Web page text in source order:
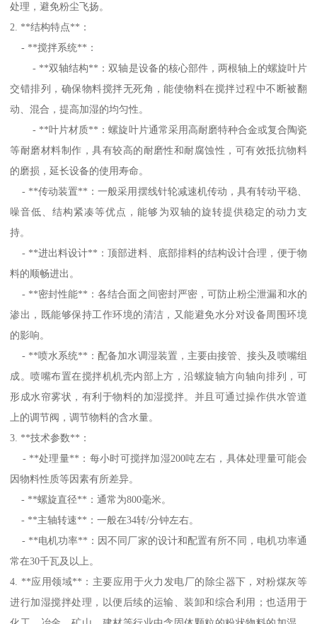
处理，避免粉尘飞扬。
2. **结构特点**：
- **搅拌系统**：
- **双轴结构**：双轴是设备的核心部件，两根轴上的螺旋叶片
交错排列，确保物料搅拌无死角，能使物料在搅拌过程中不断被翻
动、混合，提高加湿的均匀性。
- **叶片材质**：螺旋叶片通常采用高耐磨特种合金或复合陶瓷
等耐磨材料制作，具有较高的耐磨性和耐腐蚀性，可有效抵抗物料
的磨损，延长设备的使用寿命。
- **传动装置**：一般采用摆线针轮减速机传动，具有转动平稳、
噪音低、结构紧凑等优点，能够为双轴的旋转提供稳定的动力支
持。
- **进出料设计**：顶部进料、底部排料的结构设计合理，便于物
料的顺畅进出。
- **密封性能**：各结合面之间密封严密，可防止粉尘泄漏和水的
渗出，既能够保持工作环境的清洁，又能避免水分对设备周围环境
的影响。
- **喷水系统**：配备加水调湿装置，主要由接管、接头及喷嘴组
成。喷嘴布置在搅拌机机壳内部上方，沿螺旋轴方向轴向排列，可
形成水帘雾状，有利于物料的加湿搅拌。并且可通过操作供水管道
上的调节阀，调节物料的含水量。
3. **技术参数**：
- **处理量**：每小时可搅拌加湿200吨左右，具体处理量可能会
因物料性质等因素有所差异。
- **螺旋直径**：通常为800毫米。
- **主轴转速**：一般在34转/分钟左右。
- **电机功率**：因不同厂家的设计和配置有所不同，电机功率通
常在30千瓦及以上。
4. **应用领域**：主要应用于火力发电厂的除尘器下，对粉煤灰等
进行加湿搅拌处理，以便后续的运输、装卸和综合利用；也适用于